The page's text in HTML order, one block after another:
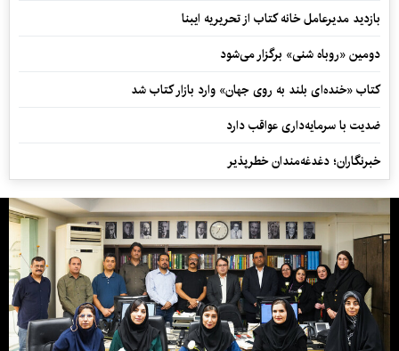
بازدید مدیرعامل خانه کتاب از تحریریه ایبنا
دومین «روباه شنی» برگزار می‌شود
کتاب «خنده‌ای بلند به روی جهان» وارد بازار کتاب شد
ضدیت با سرمایه‌داری عواقب دارد
خبرنگاران؛ دغدغه‌مندان خطرپذیر